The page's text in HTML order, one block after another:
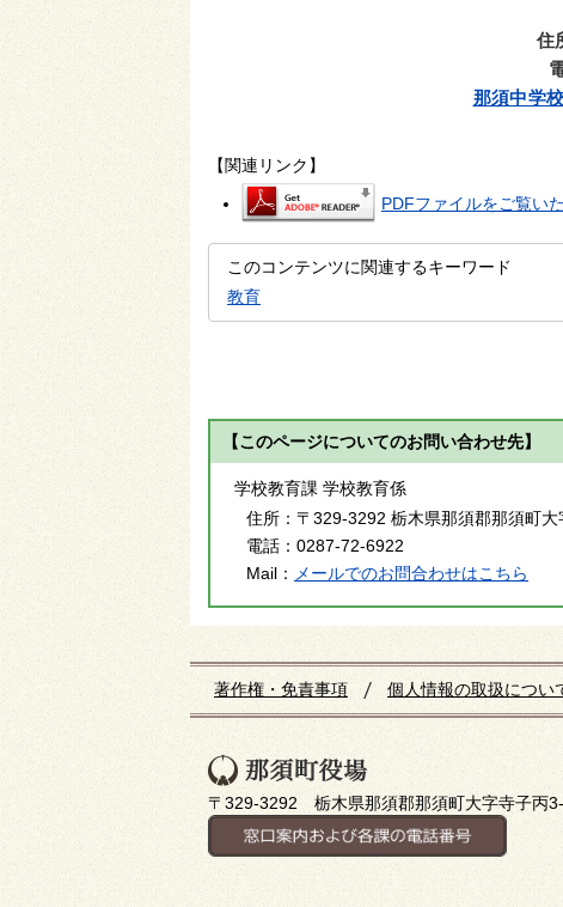
住
那須中学
【関連リンク】
PDFファイルをご覧い
このコンテンツに関連するキーワード
教育
【このページについてのお問い合わせ先】
学校教育課 学校教育係
住所： 〒329-3292 栃木県那須郡那須町
電話： 0287-72-6922
Mail： メールでのお問合わせはこちら
著作権・免責事項 個人情報の取扱につい
〒329-3292 栃木県那須郡那須町大字寺子丙